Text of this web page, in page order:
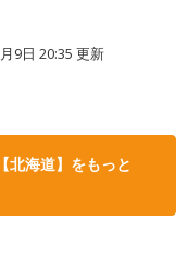
9日 20:35 更新
北海道】をもっと